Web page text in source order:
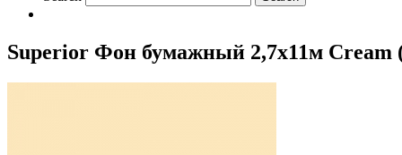
Superior Фон бумажный 2,7х11м Cream